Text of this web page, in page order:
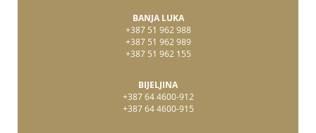
BANJA LUKA
+387 51 962 988
+387 51 962 989
+387 51 962 155
BIJELJINA
+387 64 4600-912
+387 64 4600-915